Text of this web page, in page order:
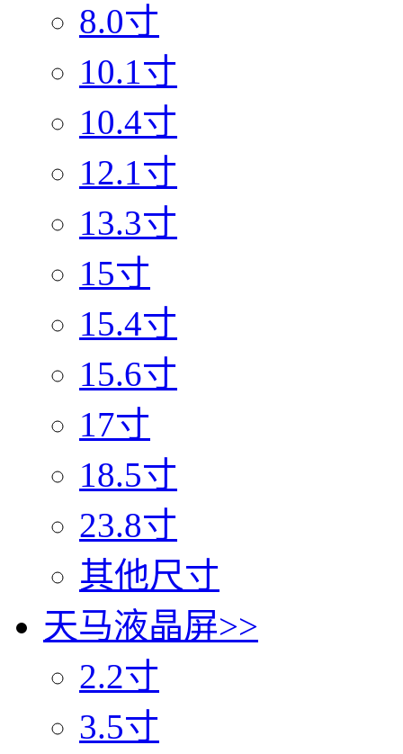
8.0寸
10.1寸
10.4寸
12.1寸
13.3寸
15寸
15.4寸
15.6寸
17寸
18.5寸
23.8寸
其他尺寸
天马液晶屏>>
2.2寸
3.5寸